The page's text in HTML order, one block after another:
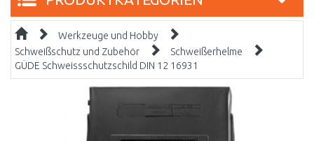
Werkzeuge und Hobby
Schweißschutz und Zubehör
Schweißerhelme
GÜDE Schweissschutzschild DIN 12 16931